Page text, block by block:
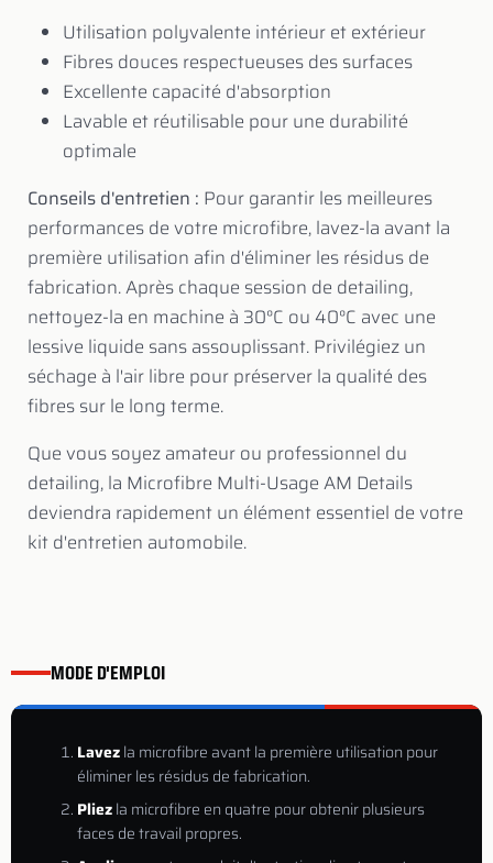
Utilisation polyvalente intérieur et extérieur
Fibres douces respectueuses des surfaces
Excellente capacité d'absorption
Lavable et réutilisable pour une durabilité
optimale
Conseils d'entretien : Pour garantir les meilleures
performances de votre microfibre, lavez-la avant la
première utilisation afin d'éliminer les résidus de
fabrication. Après chaque session de detailing,
nettoyez-la en machine à 30°C ou 40°C avec une
lessive liquide sans assouplissant. Privilégiez un
séchage à l'air libre pour préserver la qualité des
fibres sur le long terme.
Que vous soyez amateur ou professionnel du
detailing, la Microfibre Multi-Usage AM Details
deviendra rapidement un élément essentiel de votre
kit d'entretien automobile.
MODE D'EMPLOI
Lavezla microfibre avant la première utilisation pour
éliminer les résidus de fabrication.
Pliezla microfibre en quatre pour obtenir plusieurs
faces de travail propres.